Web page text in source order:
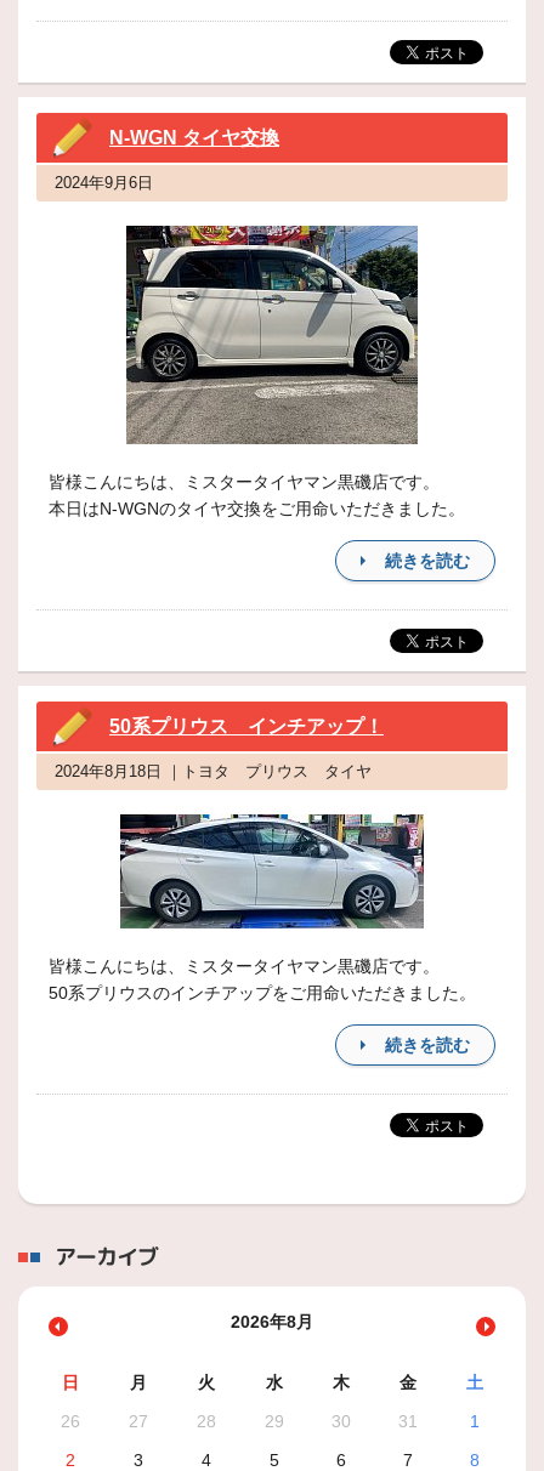
N-WGN タイヤ交換
2024年9月6日
皆様こんにちは、ミスタータイヤマン黒磯店です。
本日はN-WGNのタイヤ交換をご用命いただきました。
続きを読む
50系プリウス インチアップ！
2024年8月18日 ｜トヨタ プリウス タイヤ
皆様こんにちは、ミスタータイヤマン黒磯店です。
50系プリウスのインチアップをご用命いただきました。
続きを読む
アーカイブ
2026年8月
日 月 火 水 木 金
土
26
27 28 29 30 31
1
2
3 4 5 6 7
8